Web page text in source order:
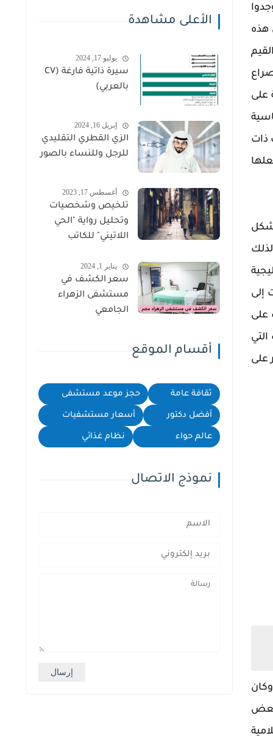
هذه
على
ذات
شكل
إلى
على
على
الأعلى مشاهدة
يوليو 17, 2024
سيرة ذاتية فارغة (CV
بالعربي)
إبريل 16, 2024
الزي القطري التقليدي
للرجل وللنساء بالصور
أغسطس 17, 2023
تلخيص وشخصيات
وتحليل رواية "الحي
اللاتيني" للكاتب
يناير 1, 2024
سعر الكشف في
مستشفى الزهراء
الجامعي
أقسام الموقع
ثقافة عامة حجز موعد مستشفى
أفضل دكتور أسعار مستشفيات
عالم حواء نظام غذائي
نموذج الاتصال